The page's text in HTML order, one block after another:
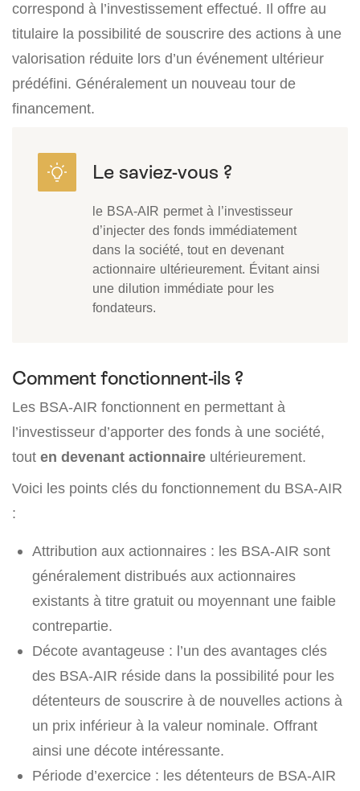
correspond à l’investissement effectué. Il offre au
titulaire la possibilité de souscrire des actions à une
valorisation réduite lors d’un événement ultérieur
prédéfini. Généralement un nouveau tour de
financement.
le BSA-AIR permet à l’investisseur
d’injecter des fonds immédiatement
dans la société, tout en devenant
actionnaire ultérieurement. Évitant ainsi
une dilution immédiate pour les
fondateurs.
Comment fonctionnent-ils ?
Les BSA-AIR fonctionnent en permettant à
l’investisseur d’apporter des fonds à une société,
tout en devenant actionnaire ultérieurement.
Voici les points clés du fonctionnement du BSA-AIR
:
Attribution aux actionnaires : les BSA-AIR sont
généralement distribués aux actionnaires
existants à titre gratuit ou moyennant une faible
contrepartie.
Décote avantageuse : l’un des avantages clés
des BSA-AIR réside dans la possibilité pour les
détenteurs de souscrire à de nouvelles actions à
un prix inférieur à la valeur nominale. Offrant
ainsi une décote intéressante.
Période d’exercice : les détenteurs de BSA-AIR